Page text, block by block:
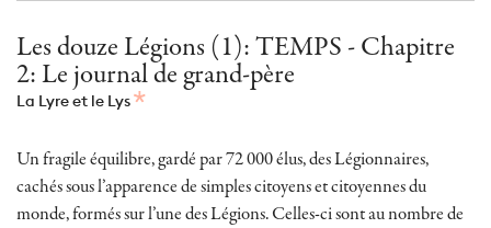
Les douze Légions (1): TEMPS - Chapitre
2: Le journal de grand-père
La Lyre et le Lys
Un fragile équilibre, gardé par 72 000 élus, des Légionnaires,
cachés sous l’apparence de simples citoyens et citoyennes du
monde, formés sur l’une des Légions. Celles-ci sont au nombre de